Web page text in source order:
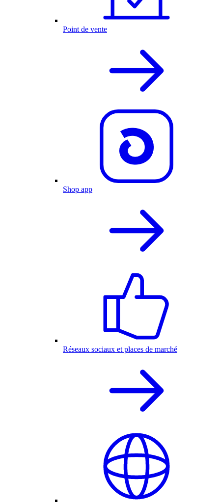
Point de vente
Shop app
Réseaux sociaux et places de marché